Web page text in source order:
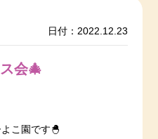
日付：2022.12.23
会🎄
こ園です🐣